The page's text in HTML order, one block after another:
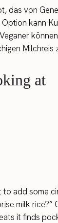
das von
kann
add some
milk
it finds